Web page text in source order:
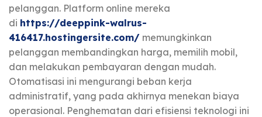
pelanggan. Platform online mereka
di https://deeppink-walrus-
416417.hostingersite.com/ memungkinkan
pelanggan membandingkan harga, memilih mobil,
dan melakukan pembayaran dengan mudah.
Otomatisasi ini mengurangi beban kerja
administratif, yang pada akhirnya menekan biaya
operasional. Penghematan dari efisiensi teknologi ini